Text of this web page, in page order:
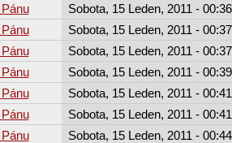
Sobota, 15 Leden, 2011 - 00:36
Sobota, 15 Leden, 2011 - 00:37
Sobota, 15 Leden, 2011 - 00:37
Sobota, 15 Leden, 2011 - 00:39
Sobota, 15 Leden, 2011 - 00:41
Sobota, 15 Leden, 2011 - 00:41
Sobota, 15 Leden, 2011 - 00:44